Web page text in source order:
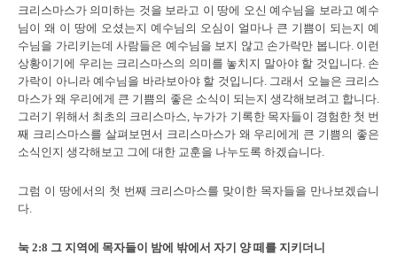
크리스마스가 의미하는 것을 보라고 이 땅에 오신 예수님을 보라고 예수
님이 왜 이 땅에 오셨는지 예수님의 오심이 얼마나 큰 기쁨이 되는지 예
수님을 가리키는데 사람들은 예수님을 보지 않고 손가락만 봅니다. 이런
상황이기에 우리는 크리스마스의 의미를 놓치지 말아야 할 것입니다. 손
가락이 아니라 예수님을 바라보아야 할 것입니다. 그래서 오늘은 크리스
마스가 왜 우리에게 큰 기쁨의 좋은 소식이 되는지 생각해보려고 합니다.
그러기 위해서 최초의 크리스마스, 누가가 기록한 목자들이 경험한 첫 번
째 크리스마스를 살펴보면서 크리스마스가 왜 우리에게 큰 기쁨의 좋은
소식인지 생각해보고 그에 대한 교훈을 나누도록 하겠습니다.
그럼 이 땅에서의 첫 번째 크리스마스를 맞이한 목자들을 만나보겠습니
다.
눅 2:8 그 지역에 목자들이 밤에 밖에서 자기 양 떼를 지키더니